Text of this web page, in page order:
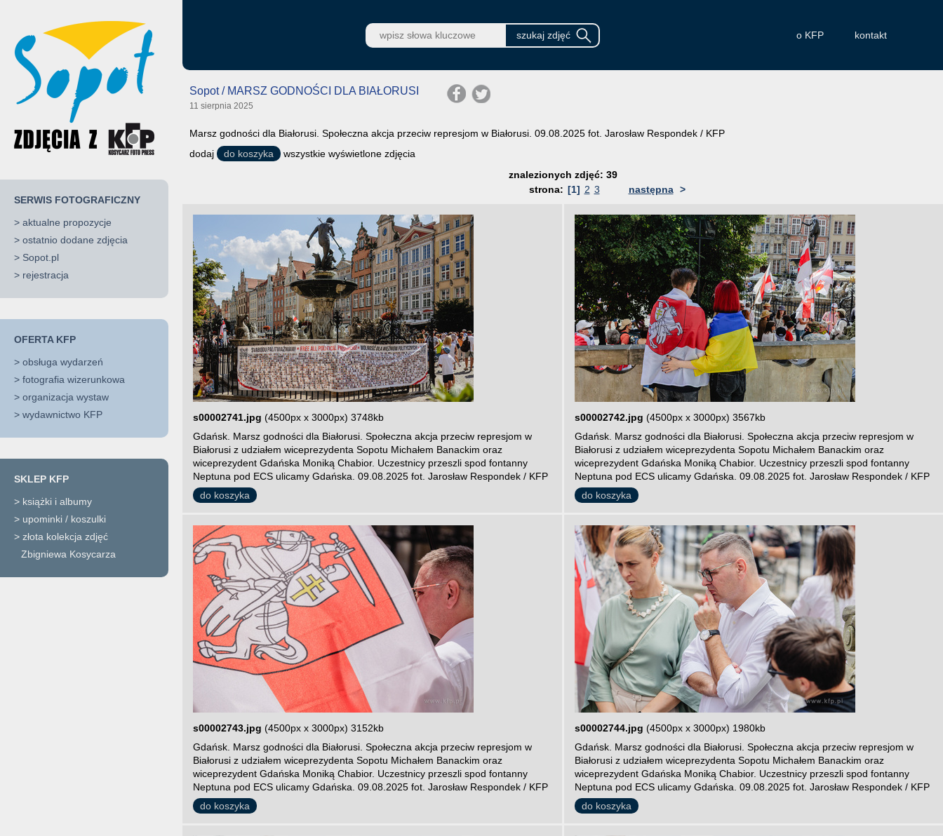
SERWIS FOTOGRAFICZNY
> aktualne propozycje
> ostatnio dodane zdjęcia
> Sopot.pl
> rejestracja
OFERTA KFP
> obsługa wydarzeń
> fotografia wizerunkowa
> organizacja wystaw
> wydawnictwo KFP
SKLEP KFP
> książki i albumy
> upominki / koszulki
> złota kolekcja zdjęć
Zbigniewa Kosycarza
o KFP kontakt
Sopot / MARSZ GODNOŚCI DLA BIAŁORUSI
11 sierpnia 2025
Marsz godności dla Białorusi. Społeczna akcja przeciw represjom w Białorusi. 09.08.2025 fot. Jarosław Respondek / KFP
dodaj
do koszyka
wszystkie wyświetlone zdjęcia
znalezionych zdjęć: 39
strona: [1] 2 3 następna >
s00002741.jpg (4500px x 3000px) 3748kb
Gdańsk. Marsz godności dla Białorusi. Społeczna akcja przeciw represjom w
Białorusi z udziałem wiceprezydenta Sopotu Michałem Banackim oraz
wiceprezydent Gdańska Moniką Chabior. Uczestnicy przeszli spod fontanny
Neptuna pod ECS ulicamy Gdańska. 09.08.2025 fot. Jarosław Respondek / KFP
do koszyka
s00002742.jpg (4500px x 3000px) 3567kb
Gdańsk. Marsz godności dla Białorusi. Społeczna akcja przeciw represjom w
Białorusi z udziałem wiceprezydenta Sopotu Michałem Banackim oraz
wiceprezydent Gdańska Moniką Chabior. Uczestnicy przeszli spod fontanny
Neptuna pod ECS ulicamy Gdańska. 09.08.2025 fot. Jarosław Respondek / KFP
do koszyka
s00002743.jpg (4500px x 3000px) 3152kb
Gdańsk. Marsz godności dla Białorusi. Społeczna akcja przeciw represjom w
Białorusi z udziałem wiceprezydenta Sopotu Michałem Banackim oraz
wiceprezydent Gdańska Moniką Chabior. Uczestnicy przeszli spod fontanny
Neptuna pod ECS ulicamy Gdańska. 09.08.2025 fot. Jarosław Respondek / KFP
do koszyka
s00002744.jpg (4500px x 3000px) 1980kb
Gdańsk. Marsz godności dla Białorusi. Społeczna akcja przeciw represjom w
Białorusi z udziałem wiceprezydenta Sopotu Michałem Banackim oraz
wiceprezydent Gdańska Moniką Chabior. Uczestnicy przeszli spod fontanny
Neptuna pod ECS ulicamy Gdańska. 09.08.2025 fot. Jarosław Respondek / KFP
do koszyka